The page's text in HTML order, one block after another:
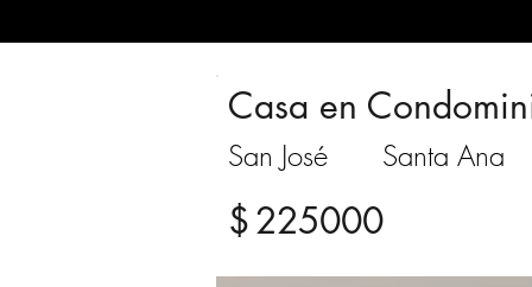
Casa en
San José Santa Ana
$225000